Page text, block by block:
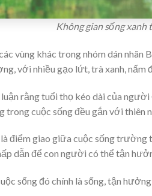
Không gian sống xanh
vùng khác trong nhóm dán nhãn
với nhiều gạo lứt, trà xanh, nấm
rằng tuổi thọ kéo dài của
trong cuộc sống đều gắn với thiên
điểm giao giữa cuộc sống trường
dẫn để con người có thể tận
sống đó chính là sống, tận